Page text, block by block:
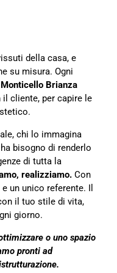
della casa, e
su misura. Ogni
Monticello Brianza
cliente, per capire le
chi lo immagina
bisogno di renderlo
di tutta la
realizziamo. Con
un unico referente. Il
il tuo stile di vita,
giorno.
o uno spazio
pronti ad